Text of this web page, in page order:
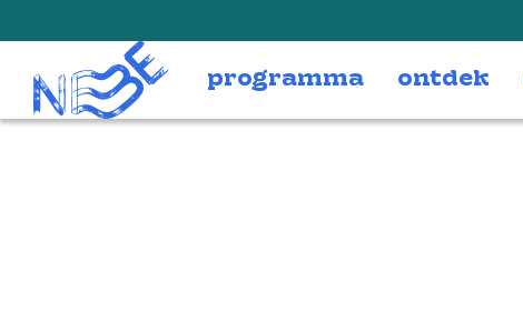
programma ontdek